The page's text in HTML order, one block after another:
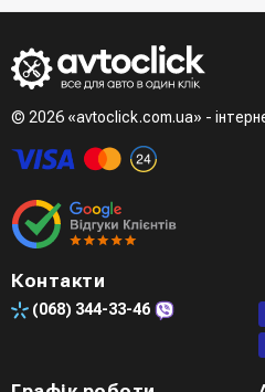
зателефонує менеджер для
Третій варіант - зробити
Четвертий варіант - замовити
(viber, telegram)
© 2026 «avtoclick.com.ua» -
Контакти
(068) 344-33-46